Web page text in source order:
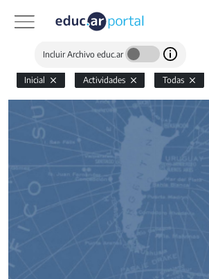
Incluir Archivo educ.ar
Inicial Actividades Todas